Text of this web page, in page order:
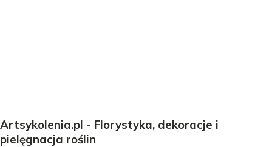
Artsykolenia.pl - Florystyka, dekoracje i
pielęgnacja roślin